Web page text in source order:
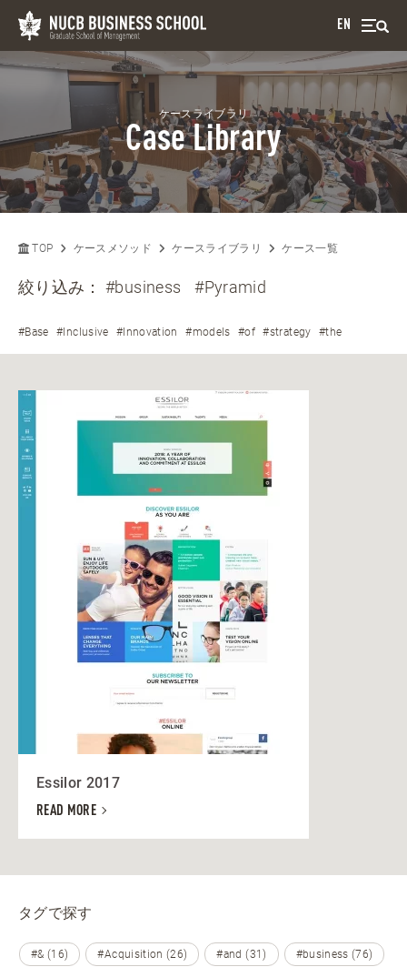
EN
ケースライブラリ
Case Library
TOP ケースメソッド ケースライブラリ ケース一覧
絞り込み：#business #Pyramid
#Base #Inclusive #Innovation #models #of #strategy #the
Essilor 2017
READ MORE
タグで探す
#& (16) #Acquisition (26) #and (31) #business (76)